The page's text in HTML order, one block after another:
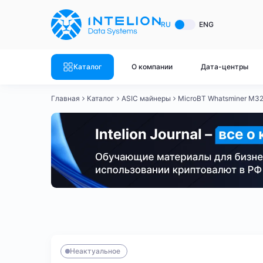
RU ENG
Каталог О компании Дата-центры
ASIC майнеры
Canaan
Innosilicon
Готовый
Готовый
Готовый
Готовый
Готовый
Главная Каталог ASIC майнеры MicroBT Whatsminer
Неактуальное